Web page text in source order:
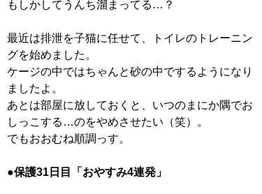
もしかしてうんち溜まってる…？
最近は排泄を子猫に任せて、トイレのトレーニン
グを始めました。
ケージの中ではちゃんと砂の中でするようになり
ましたよ。
あとは部屋に放しておくと、いつのまにか隅でお
しっこする…のをやめさせたい（笑）。
でもおおむね順調っす。
●保護31日目「おやすみ4連発」